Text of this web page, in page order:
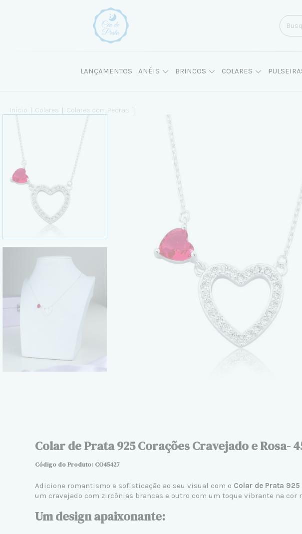
LANÇAMENTOS ANÉIS BRINCOS COLARES
Início Colares Colares com Pedras
Colar de Prata 925 Corações Cravejado e Rosa-
Código do Produto: CO45427
Adicione romantismo e sofisticação ao seu visual com o Colar de Prata 925
um cravejado com zircônias brancas e outro com um toque vibrante na
Um design apaixonante: